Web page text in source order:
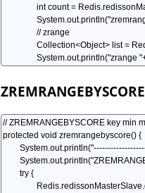
ZREMRANGEBYSCORE